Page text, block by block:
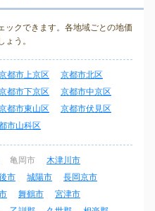
ックできます。各地域ごとの地価
う。
都市上京区
京都市北区
都市下京区
京都市中京区
都市東山区
京都市伏見区
市山科区
亀岡市
木津川市
市 城陽市
長岡京市
舞鶴市
宮津市